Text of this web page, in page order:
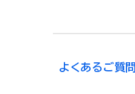
よくあるご質問